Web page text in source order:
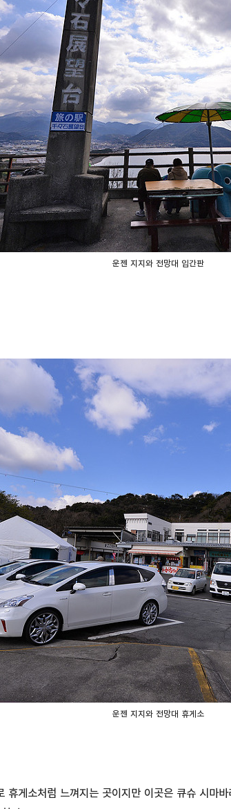
운젠 지지와 전망대 입간판
운젠 지지와 전망대 휴게소
휴게소처럼 느껴지는 곳이지만 이곳은 큐슈 시마